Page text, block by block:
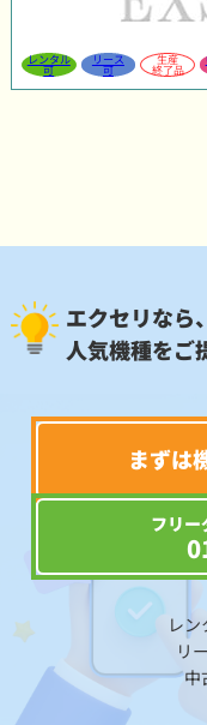
レンタル
可
リース
可
生産
終了品
エクセリなら
人気機種をご
まずは
フリー
レ
リ
中